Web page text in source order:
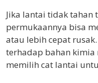
Jika lantai tidak tahan
permukaannya bisa
atau lebih cepat
terhadap bahan
memilih cat lantai